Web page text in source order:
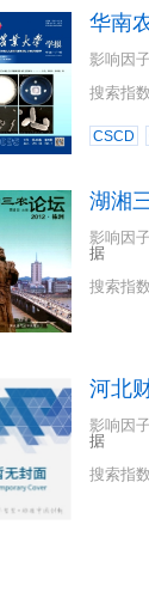
华南
影响因子
搜索指数
CSCD
湖湘
影响因子
据
搜索指数
河北
影响因子
据
搜索指数